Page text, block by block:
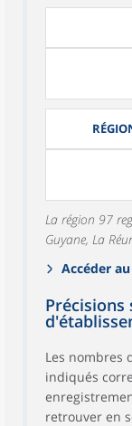
La région 97
Guyane, La
Accéder
Les nombres
indiqués
retrouver en